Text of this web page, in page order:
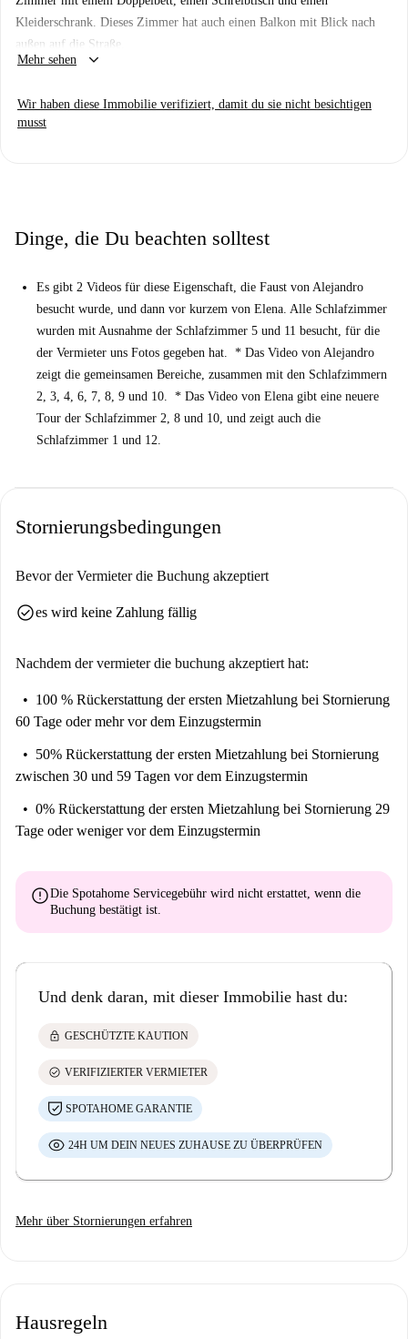
WLAN separat angemietet werden muss.
Viertel Cortes in Madrid. Zu den nahegelegenen Sehenswürdigkeiten
Auch diverse Restaurants wie El Rincón de Esteban und Oven Prado
sind in unmittelbarer Nähe und bieten ein abwechslungsreiches und
Kleiderschrank. Dieses Zimmer hat auch einen Balkon mit Blick nach
außen auf die Straße.
Mehr sehen
keyboard_arrow_down
Wir haben diese Immobilie verifiziert, damit du sie nicht besichtigen
musst
Dinge, die Du beachten solltest
Es gibt 2 Videos für diese Eigenschaft, die Faust von Alejandro
besucht wurde, und dann vor kurzem von Elena. Alle Schlafzimmer
wurden mit Ausnahme der Schlafzimmer 5 und 11 besucht, für die
der Vermieter uns Fotos gegeben hat. * Das Video von Alejandro
zeigt die gemeinsamen Bereiche, zusammen mit den Schlafzimmern
2, 3, 4, 6, 7, 8, 9 und 10. * Das Video von Elena gibt eine neuere
Tour der Schlafzimmer 2, 8 und 10, und zeigt auch die
Schlafzimmer 1 und 12.
Stornierungsbedingungen
Bevor der Vermieter die Buchung akzeptiert
check_circlees wird keine Zahlung fällig
Nachdem der vermieter die buchung akzeptiert hat:
100 % Rückerstattung der ersten Mietzahlung bei Stornierung
60 Tage oder mehr vor dem Einzugstermin
50% Rückerstattung der ersten Mietzahlung bei Stornierung
zwischen 30 und 59 Tagen vor dem Einzugstermin
0% Rückerstattung der ersten Mietzahlung bei Stornierung 29
Tage oder weniger vor dem Einzugstermin
errorDie Spotahome Servicegebühr wird nicht erstattet, wenn die
Buchung bestätigt ist.
Und denk daran, mit dieser Immobilie hast du:
lock GESCHÜTZTE KAUTION
check_circle VERIFIZIERTER VERMIETER
SPOTAHOME GARANTIE
24H UM DEIN NEUES ZUHAUSE ZU ÜBERPRÜFEN
Mehr über Stornierungen erfahren
Hausregeln